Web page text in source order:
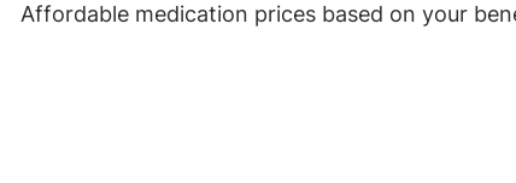
Affordable medication prices based on your